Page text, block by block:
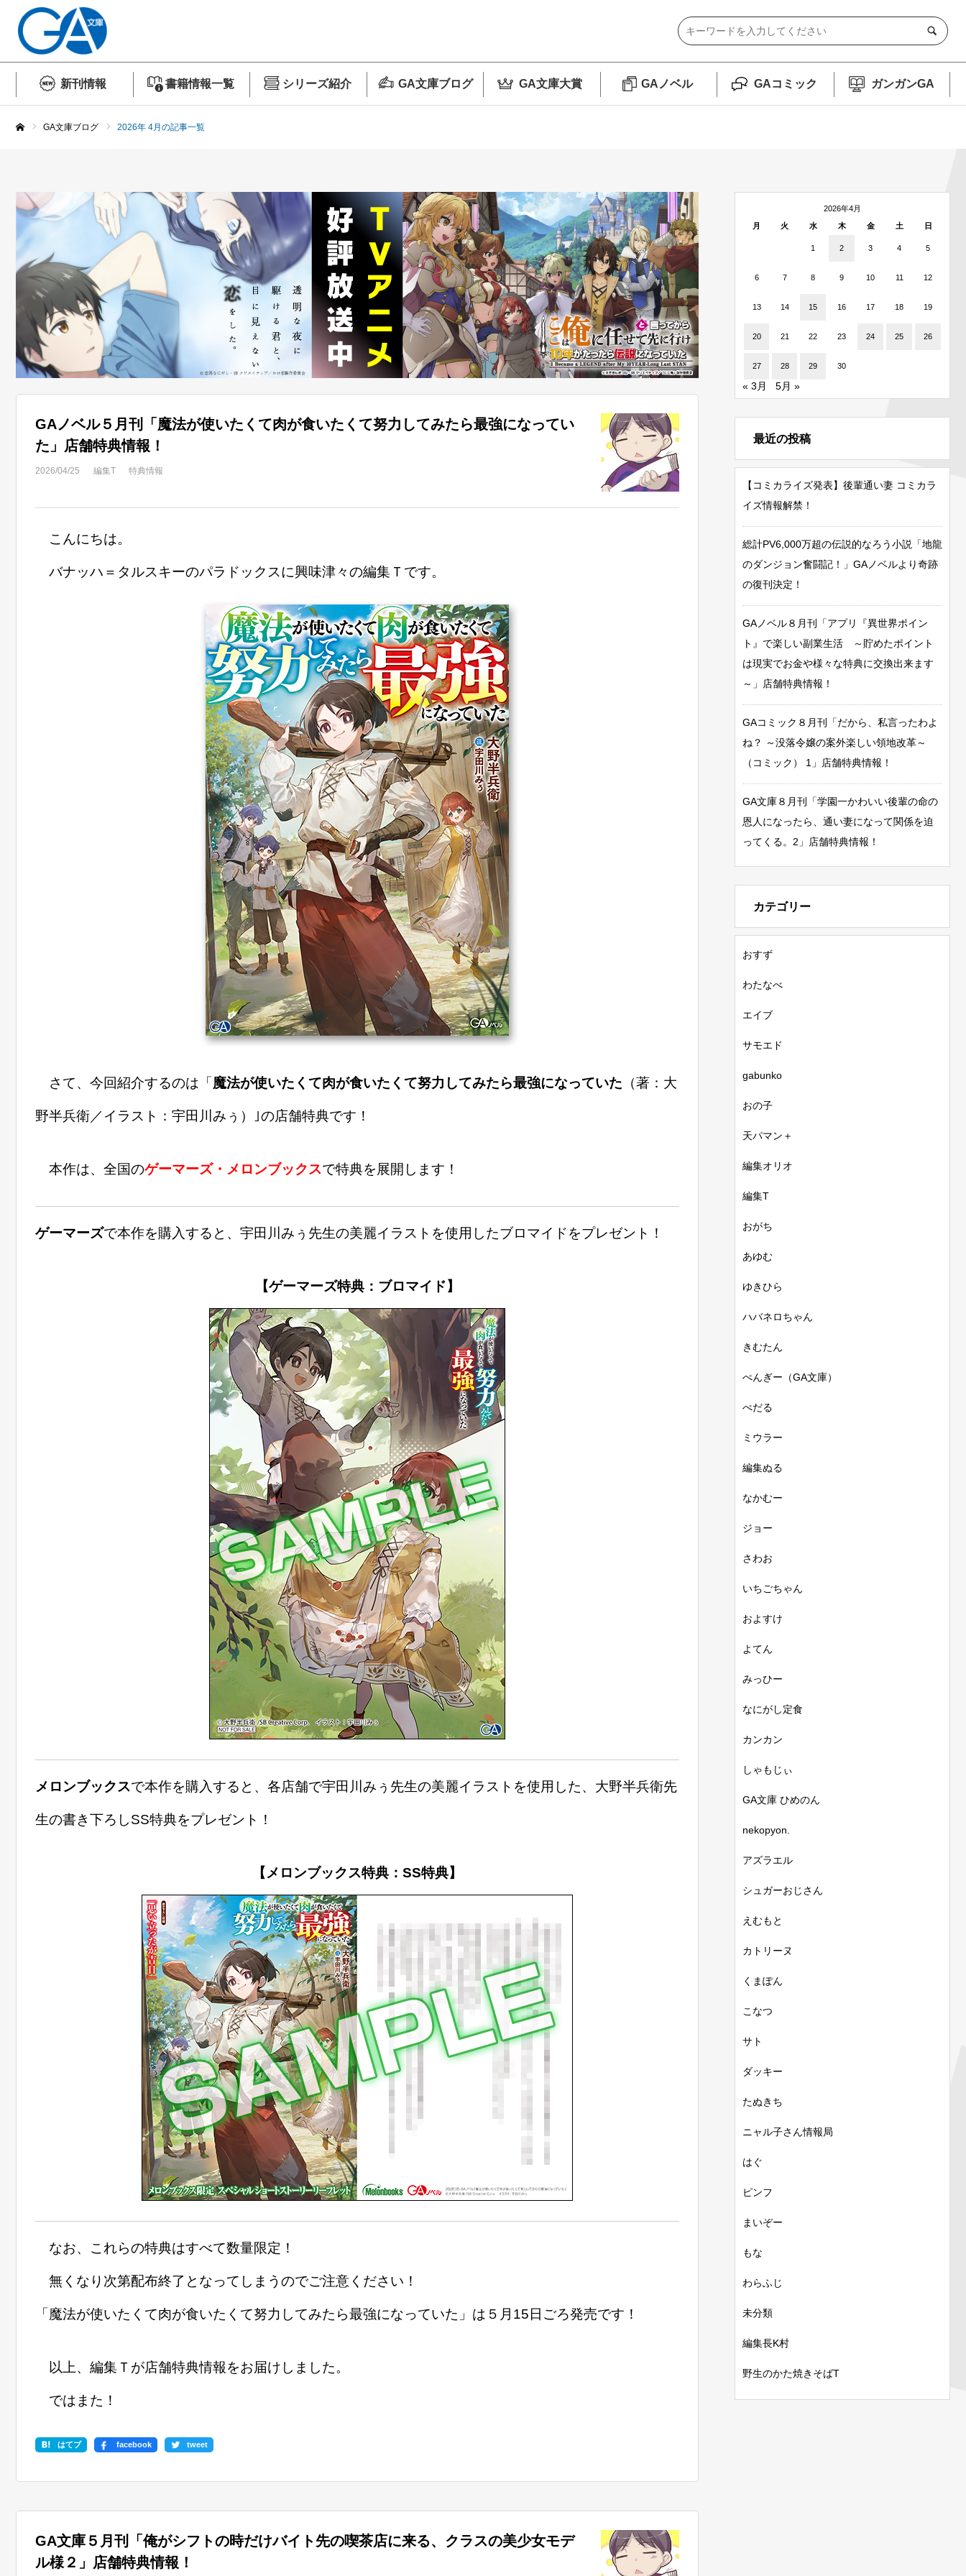
新刊情報 書籍情報一覧 シリーズ紹介 GA文庫ブログ GA文庫大賞 GAノベル GAコミック ガンガンGA
GA文庫ブログ 2026年 4月の記事一覧
GAノベル５月刊「魔法が使いたくて肉が食いたくて努力してみたら最強になってい
た」店舗特典情報！
2026/04/25 編集T 特典情報
こんにちは。
バナッハ＝タルスキーのパラドックスに興味津々の編集Ｔです。
さて、今回紹介するのは「 魔法が使いたくて肉が食いたくて努力してみたら最強になっていた （著：大
野半兵衛／イラスト：宇田川みぅ）｣の店舗特典です！
本作は、全国のゲーマーズ・メロンブックスで特典を展開します！
ゲーマーズで本作を購入すると、宇田川みぅ先生の美麗イラストを使用したブロマイドをプレゼント！
【ゲーマーズ特典：ブロマイド】
メロンブックスで本作を購入すると、各店舗で宇田川みぅ先生の美麗イラストを使用した、大野半兵衛先
生の書き下ろしSS特典をプレゼント！
【メロンブックス特典：SS特典】
なお、これらの特典はすべて数量限定！
無くなり次第配布終了となってしまうのでご注意ください！
「魔法が使いたくて肉が食いたくて努力してみたら最強になっていた」は５月15日ごろ発売です！
以上、編集Ｔが店舗特典情報をお届けしました。
ではまた！
はてブ facebook tweet
GA文庫５月刊「俺がシフトの時だけバイト先の喫茶店に来る、クラスの美少女モデ
ル様２」店舗特典情報！
2026年4月
月
火 水 木 金 土 日
1 2 3 4 5
6 7 8 9 10 11 12
13 14 15 16 17 18 19
20 21 22 23 24 25 26
27 28 29 30
« 3月 5月 »
最近の投稿
【コミカライズ発表】後輩通い妻 コミカラ
イズ情報解禁！
総計PV6,000万超の伝説的なろう小説「地龍
のダンジョン奮闘記！」GAノベルより奇跡
の復刊決定！
GAノベル８月刊「アプリ『異世界ポイン
ト』で楽しい副業生活 ～貯めたポイント
は現実でお金や様々な特典に交換出来ます
～」店舗特典情報！
GAコミック８月刊「だから、私言ったわよ
ね？ ～没落令嬢の案外楽しい領地改革～
（コミック） 1」店舗特典情報！
GA文庫８月刊「学園一かわいい後輩の命の
恩人になったら、通い妻になって関係を迫
ってくる。2」店舗特典情報！
カテゴリー
おすず
わたなべ
エイブ
サモエド
gabunko
おの子
天パマン＋
編集オリオ
編集T
おがち
あゆむ
ゆきひら
ハバネロちゃん
きむたん
ぺんぎー（GA文庫）
ぺだる
ミウラー
編集ぬる
なかむー
ジョー
さわお
いちごちゃん
およすけ
よてん
みっひー
なにがし定食
カンカン
しゃもじぃ
GA文庫 ひめのん
nekopyon.
アズラエル
シュガーおじさん
えむもと
カトリーヌ
くまぽん
こなつ
サト
ダッキー
たぬきち
ニャル子さん情報局
はぐ
ピンフ
まいぞー
もな
わらふじ
未分類
編集長K村
野生のかた焼きそばT